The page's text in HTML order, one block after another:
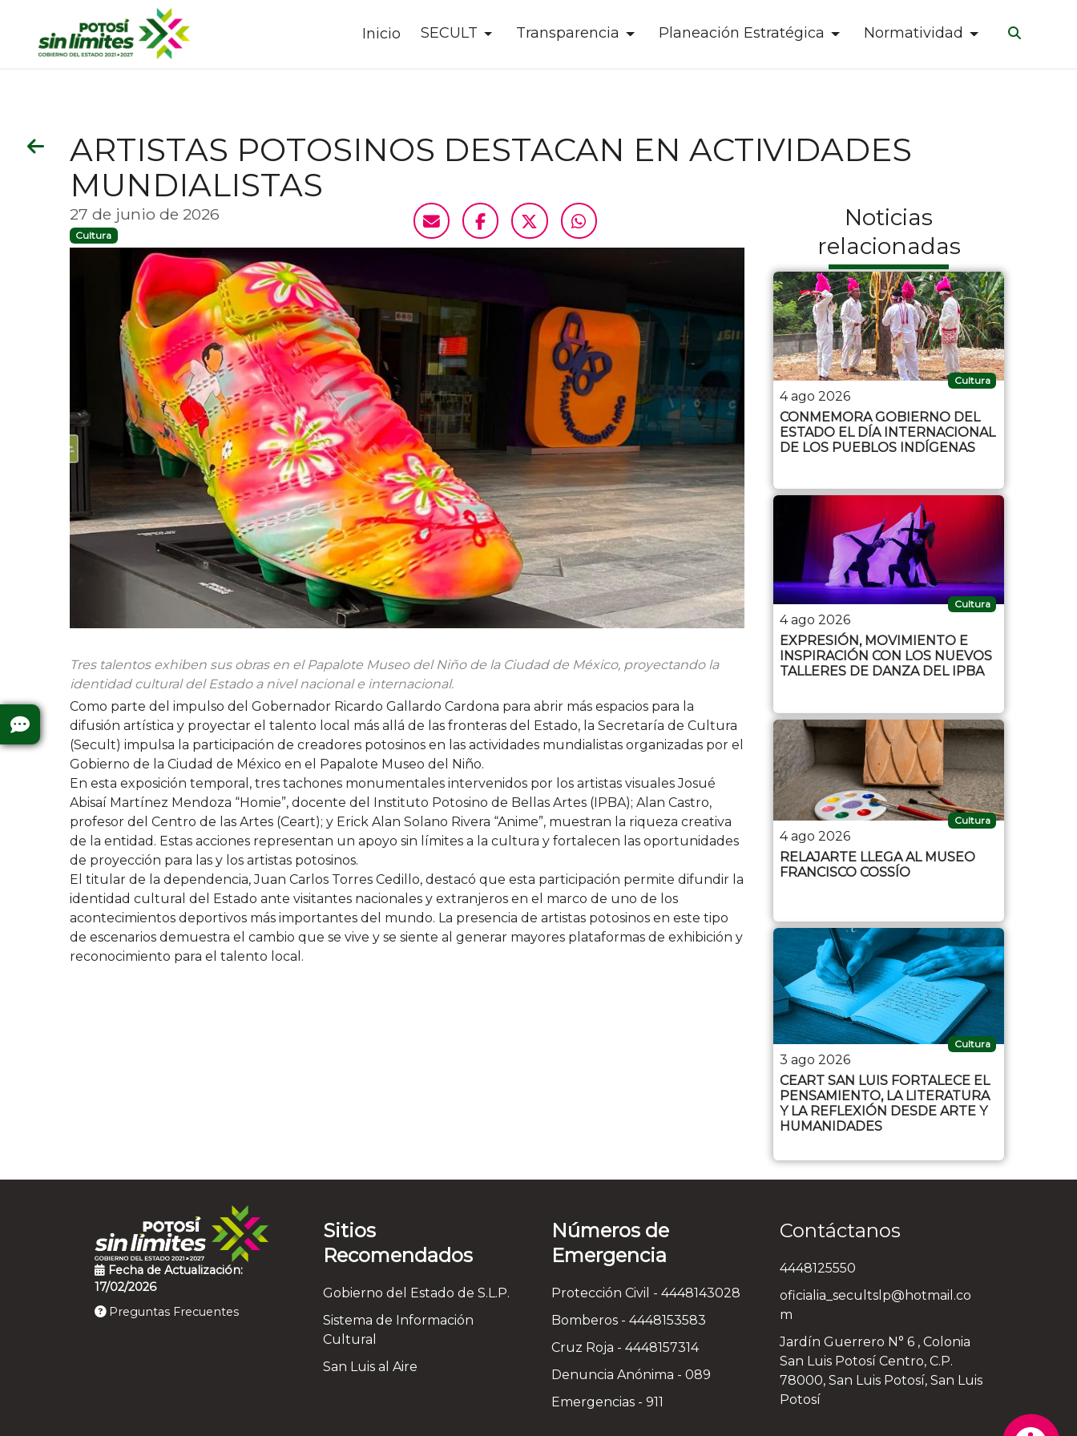
Inicio SECULT Transparencia Planeación Estratégica Normatividad
ARTISTAS POTOSINOS DESTACAN EN ACTIVIDADES
MUNDIALISTAS
27 de junio de 2026
Cultura
Tres talentos exhiben sus obras en el Papalote Museo del Niño de la Ciudad de México, proyectando la
identidad cultural del Estado a nivel nacional e internacional.
Como parte del impulso del Gobernador Ricardo Gallardo Cardona para abrir más espacios para la
difusión artística y proyectar el talento local más allá de las fronteras del Estado, la Secretaría de Cultura
(Secult) impulsa la participación de creadores potosinos en las actividades mundialistas organizadas por el
Gobierno de la Ciudad de México en el Papalote Museo del Niño.
En esta exposición temporal, tres tachones monumentales intervenidos por los artistas visuales Josué
Abisaí Martínez Mendoza “Homie”, docente del Instituto Potosino de Bellas Artes (IPBA); Alan Castro,
profesor del Centro de las Artes (Ceart); y Erick Alan Solano Rivera “Anime”, muestran la riqueza creativa
de la entidad. Estas acciones representan un apoyo sin límites a la cultura y fortalecen las oportunidades
de proyección para las y los artistas potosinos.
El titular de la dependencia, Juan Carlos Torres Cedillo, destacó que esta participación permite difundir la
identidad cultural del Estado ante visitantes nacionales y extranjeros en el marco de uno de los
acontecimientos deportivos más importantes del mundo. La presencia de artistas potosinos en este tipo
de escenarios demuestra el cambio que se vive y se siente al generar mayores plataformas de exhibición y
reconocimiento para el talento local.
Noticias
relacionadas
Cultura
4 ago 2026
CONMEMORA GOBIERNO DEL
ESTADO EL DÍA INTERNACIONAL
DE LOS PUEBLOS INDÍGENAS
Cultura
4 ago 2026
EXPRESIÓN, MOVIMIENTO E
INSPIRACIÓN CON LOS NUEVOS
TALLERES DE DANZA DEL IPBA
Cultura
4 ago 2026
RELAJARTE LLEGA AL MUSEO
FRANCISCO COSSÍO
Cultura
3 ago 2026
CEART SAN LUIS FORTALECE EL
PENSAMIENTO, LA LITERATURA
Y LA REFLEXIÓN DESDE ARTE Y
HUMANIDADES
Fecha de Actualización:
17/02/2026
Preguntas Frecuentes
Sitios
Recomendados
Gobierno del Estado de S.L.P.
Sistema de Información
Cultural
San Luis al Aire
Números de
Emergencia
Protección Civil - 4448143028
Bomberos - 4448153583
Cruz Roja - 4448157314
Denuncia Anónima - 089
Emergencias - 911
Contáctanos
4448125550
oficialia_secultslp@hotmail.co
m
Jardín Guerrero N° 6 , Colonia
San Luis Potosí Centro, C.P.
78000, San Luis Potosí, San Luis
Potosí